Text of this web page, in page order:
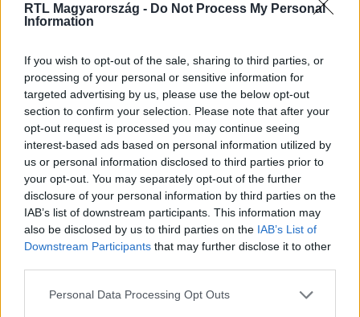
RTL Magyarország - Do Not Process My Personal
Information
If you wish to opt-out of the sale, sharing to third parties, or
processing of your personal or sensitive information for
targeted advertising by us, please use the below opt-out
section to confirm your selection. Please note that after your
opt-out request is processed you may continue seeing
interest-based ads based on personal information utilized by
us or personal information disclosed to third parties prior to
your opt-out. You may separately opt-out of the further
disclosure of your personal information by third parties on the
IAB’s list of downstream participants. This information may
also be disclosed by us to third parties on the IAB’s List of
Downstream Participants that may further disclose it to other
Please note that this website/app uses one or more Google
Personal Data Processing Opt Outs
Kövess minket, és értesülj a friss hírekről a
Facebookon is!
Követem